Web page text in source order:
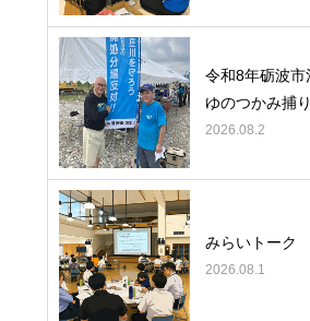
令和8年砺波市
ゆのつかみ捕
2026.08.2
みらいトーク
2026.08.1